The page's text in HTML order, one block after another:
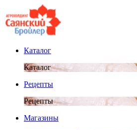
Каталог
Каталог
Рецепты
Рецепты
Магазины